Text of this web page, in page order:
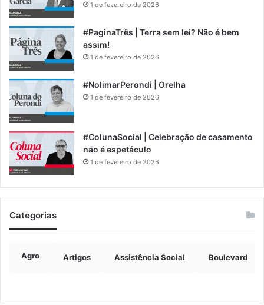
1 de fevereiro de 2026
#PaginaTrês | Terra sem lei? Não é bem
assim!
1 de fevereiro de 2026
#NolimarPerondi | Orelha
1 de fevereiro de 2026
#ColunaSocial | Celebração de casamento
não é espetáculo
1 de fevereiro de 2026
Categorias
Agro Artigos Assistência Social Boulevard